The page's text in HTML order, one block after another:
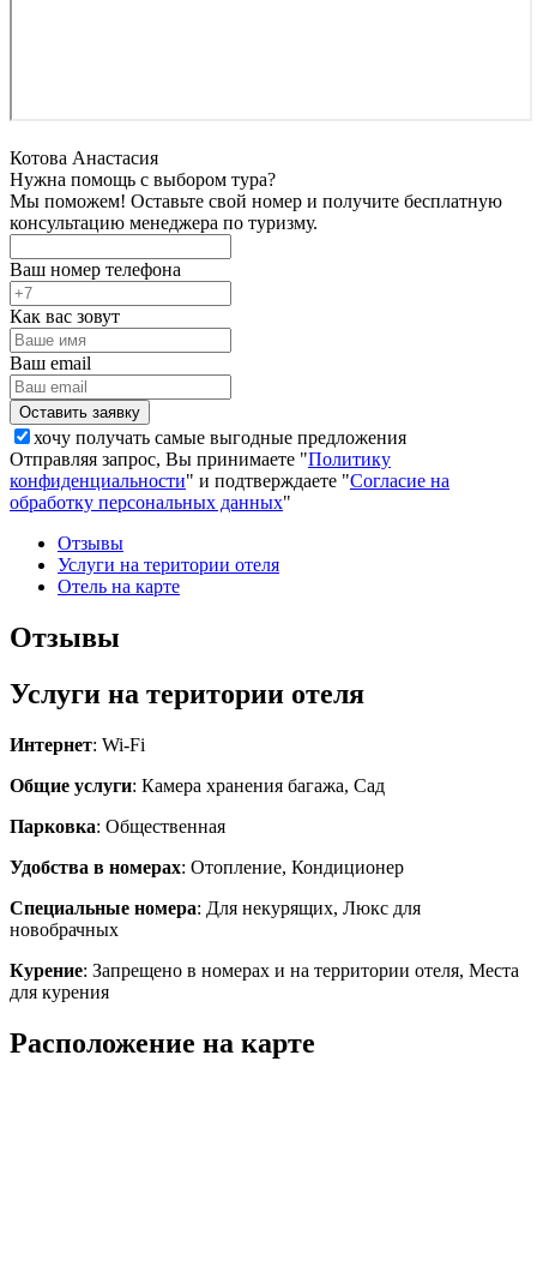
Котова Анастасия
Нужна помощь с выбором тура?
Мы поможем! Оставьте свой номер и получите бесплатную
консультацию менеджера по туризму.
Ваш номер телефона
Как вас зовут
Ваш email
хочу получать самые выгодные предложения
Отправляя запрос, Вы принимаете "Политику
конфиденциальности" и подтверждаете "Согласие на
обработку персональных данных"
Отзывы
Услуги на територии отеля
Отель на карте
Отзывы
Услуги на територии отеля
Интернет: Wi-Fi
Общие услуги: Камера хранения багажа, Сад
Парковка: Общественная
Удобства в номерах: Отопление, Кондиционер
Специальные номера: Для некурящих, Люкс для
новобрачных
Курение: Запрещено в номерах и на территории отеля, Места
для курения
Расположение на карте